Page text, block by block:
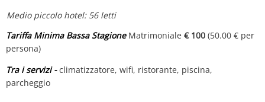
Medio piccolo hotel: 56 letti
Tariffa Minima Bassa StagioneMatrimoniale € 100 (50.00 € per
persona)
Tra i servizi -climatizzatore, wifi, ristorante, piscina,
parcheggio